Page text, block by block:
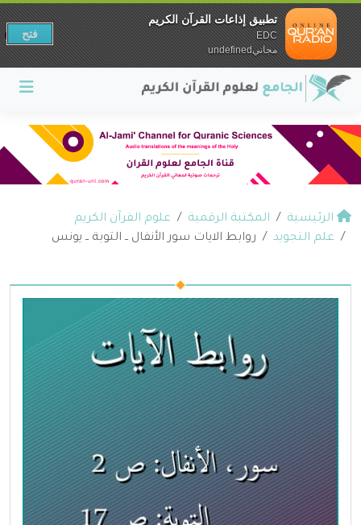
الرئيسية المكتبة الرقمية
علوم القرآن الكريم
علم التجويد
روابط الايات سور الأنفال ــ التوبة ــ يونس
تطبيق إذاعات القرآن الكريم
EDC
مجانيundefined
فتح